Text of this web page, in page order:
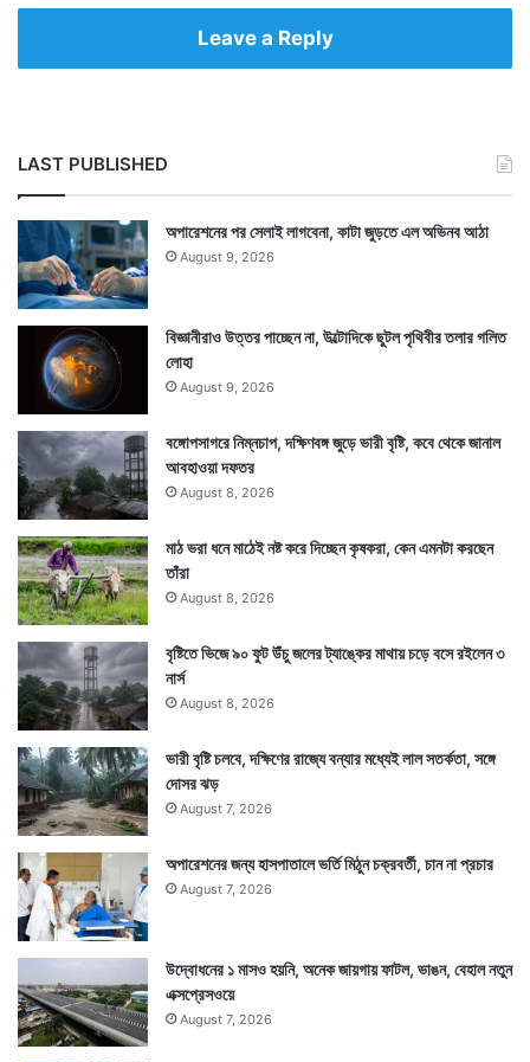
Leave a Reply
LAST PUBLISHED
অপারেশনের পর সেলাই লাগবেনা, কাটা জুড়তে এল অভিনব আঠা
August 9, 2026
বিজ্ঞানীরাও উত্তর পাচ্ছেন না, উল্টোদিকে ছুটল পৃথিবীর তলার গলিত
লোহা
August 9, 2026
বঙ্গোপসাগরে নিম্নচাপ, দক্ষিণবঙ্গ জুড়ে ভারী বৃষ্টি, কবে থেকে জানাল
আবহাওয়া দফতর
August 8, 2026
মাঠ ভরা ধনে মাঠেই নষ্ট করে দিচ্ছেন কৃষকরা, কেন এমনটা করছেন
তাঁরা
August 8, 2026
বৃষ্টিতে ভিজে ৯০ ফুট উঁচু জলের ট্যাঙ্কের মাথায় চড়ে বসে রইলেন ৩
নার্স
August 8, 2026
ভারী বৃষ্টি চলবে, দক্ষিণের রাজ্যে বন্যার মধ্যেই লাল সতর্কতা, সঙ্গে
দোসর ঝড়
August 7, 2026
অপারেশনের জন্য হাসপাতালে ভর্তি মিঠুন চক্রবর্তী, চান না প্রচার
August 7, 2026
উদ্বোধনের ১ মাসও হয়নি, অনেক জায়গায় ফাটল, ভাঙন, বেহাল নতুন
এক্সপ্রেসওয়ে
August 7, 2026